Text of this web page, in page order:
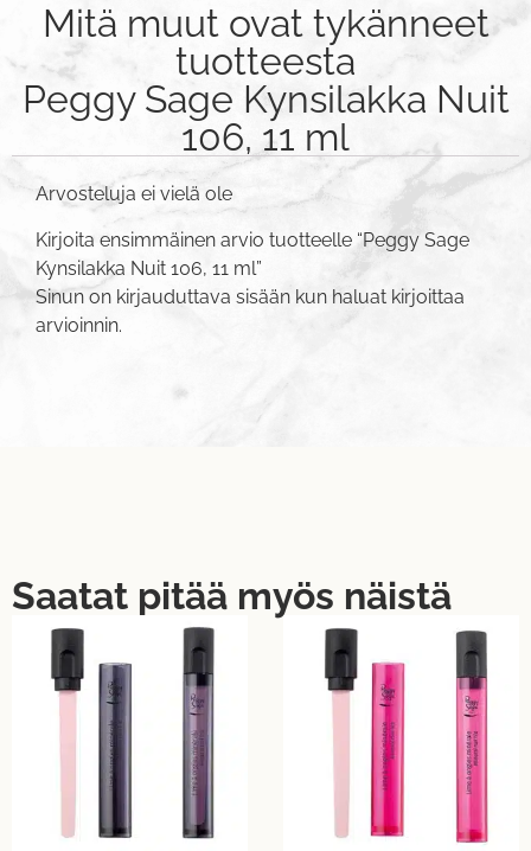
Mitä muut ovat tykänneet
tuotteesta
Peggy Sage Kynsilakka Nuit
106, 11 ml
Arvosteluja ei vielä ole
Kirjoita ensimmäinen arvio tuotteelle “Peggy Sage
Kynsilakka Nuit 106, 11 ml”
Sinun on kirjauduttava sisään kun haluat kirjoittaa
arvioinnin.
Saatat pitää myös näistä